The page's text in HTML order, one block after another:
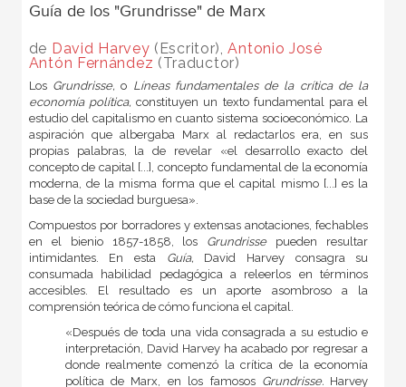
Guía de los "Grundrisse" de Marx
de David Harvey (Escritor),Antonio José
Antón Fernández (Traductor)
Los Grundrisse, o Líneas fundamentales de la crítica de la
economía política, constituyen un texto fundamental para el
estudio del capitalismo en cuanto sistema socioeconómico. La
aspiración que albergaba Marx al redactarlos era, en sus
propias palabras, la de revelar «el desarrollo exacto del
concepto de capital [...], concepto fundamental de la economía
moderna, de la misma forma que el capital mismo [...] es la
base de la sociedad burguesa».
Compuestos por borradores y extensas anotaciones, fechables
en el bienio 1857-1858, los Grundrissepueden resultar
intimidantes. En esta Guía, David Harvey consagra su
consumada habilidad pedagógica a releerlos en términos
accesibles. El resultado es un aporte asombroso a la
comprensión teórica de cómo funciona el capital.
«Después de toda una vida consagrada a su estudio e
interpretación, David Harvey ha acabado por regresar a
donde realmente comenzó la crítica de la economía
política de Marx, en los famosos Grundrisse.Harvey